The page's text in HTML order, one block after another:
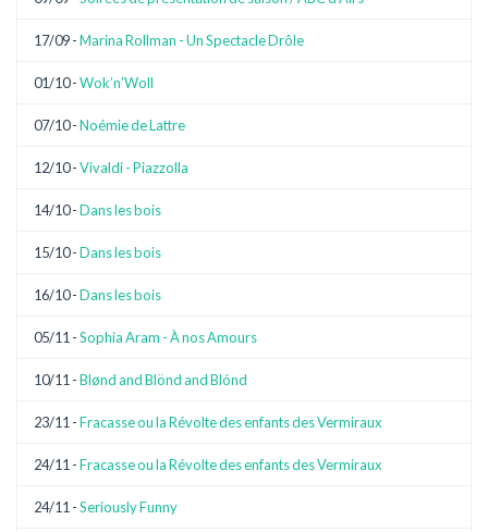
17/09 -Marina Rollman - Un Spectacle Drôle
01/10 -Wok’n’Woll
07/10 -Noémie de Lattre
12/10 -Vivaldi - Piazzolla
14/10 -Dans les bois
15/10 -Dans les bois
16/10 -Dans les bois
05/11 -Sophia Aram - À nos Amours
10/11 -Blønd and Blönd and Blónd
23/11 -Fracasse ou la Révolte des enfants des Vermiraux
24/11 -Fracasse ou la Révolte des enfants des Vermiraux
24/11 -Seriously Funny